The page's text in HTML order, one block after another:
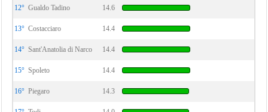
12° Gualdo Tadino 14.6
13° Costacciaro 14.4
14° Sant'Anatolia di Narco 14.4
15° Spoleto 14.4
16° Piegaro 14.3